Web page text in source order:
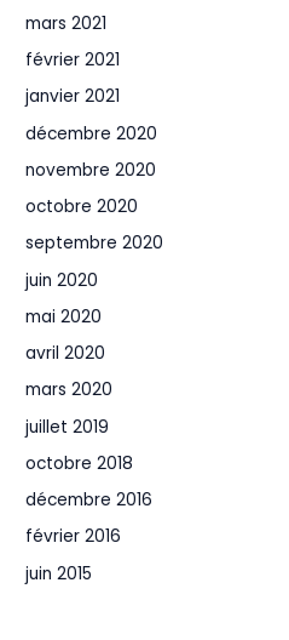
mars 2021
février 2021
janvier 2021
décembre 2020
novembre 2020
octobre 2020
septembre 2020
juin 2020
mai 2020
avril 2020
mars 2020
juillet 2019
octobre 2018
décembre 2016
février 2016
juin 2015